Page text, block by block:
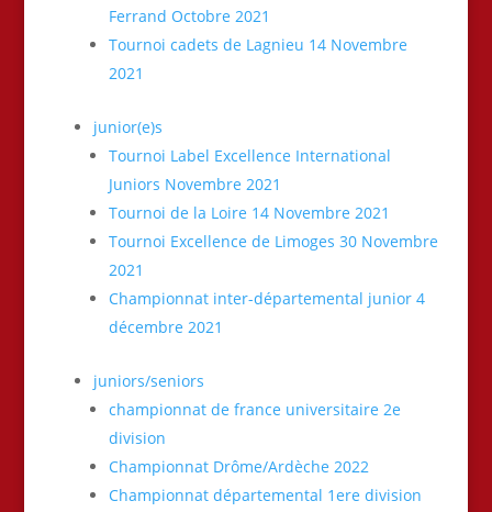
Ferrand Octobre 2021
Tournoi cadets de Lagnieu 14 Novembre
2021
junior(e)s
Tournoi Label Excellence International
Juniors Novembre 2021
Tournoi de la Loire 14 Novembre 2021
Tournoi Excellence de Limoges 30 Novembre
2021
Championnat inter-départemental junior 4
décembre 2021
juniors/seniors
championnat de france universitaire 2e
division
Championnat Drôme/Ardèche 2022
Championnat départemental 1ere division